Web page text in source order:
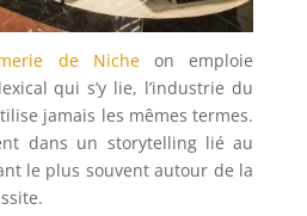
de Nicheon emploie
qui s’y lie, l’industrie du
jamais les mêmes termes.
dans un storytelling lié au
le plus souvent autour de la